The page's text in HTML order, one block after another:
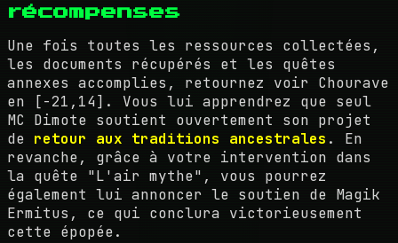
récompenses
Une fois toutes les ressources collectées,
les documents récupérés et les quêtes
annexes accomplies, retournez voir Chourave
en [-21,14]. Vous lui apprendrez que seul
MC Dimote soutient ouvertement son projet
de retour aux traditions ancestrales . En
revanche, grâce à votre intervention dans
la quête "L'air mythe", vous pourrez
également lui annoncer le soutien de Magik
Ermitus, ce qui conclura victorieusement
cette épopée.